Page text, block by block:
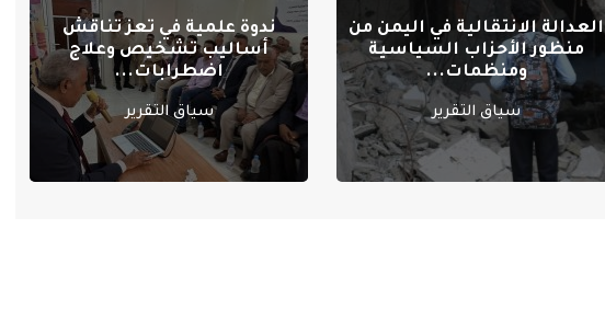
العدالة الانتقالية في اليمن من
منظور الأحزاب السياسية
ومنظمات...
سياق التقرير
ندوة علمية في تعز تناقش
أساليب تشخيص وعلاج
اضطرابات...
سياق التقرير